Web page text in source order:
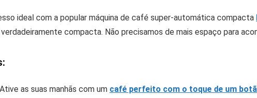
ideal com a popular máquina de café super-automática compacta
compacta. Não precisamos de mais espaço para
Ative as suas manhãs com um café perfeito com o toque de um